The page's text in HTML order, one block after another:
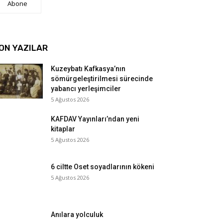
Abone
YAZILAR
Kuzeybatı Kafkasya’nın
sömürgeleştirilmesi sürecinde
yabancı yerleşimciler
5 Ağustos 2026
KAFDAV Yayınları’ndan yeni
kitaplar
5 Ağustos 2026
6 ciltte Oset soyadlarının kökeni
5 Ağustos 2026
Anılara yolculuk